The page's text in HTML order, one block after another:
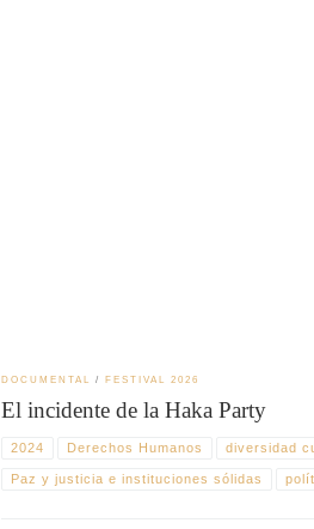
DOCUMENTAL FESTIVAL 2026
El incidente de la Haka Party
2024 Derechos Humanos diversidad
Paz y justicia e instituciones sólidas